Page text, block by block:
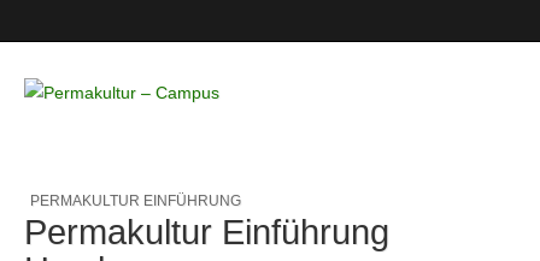
– Campus
PERMAKULTUR EINFÜHRUNG
Permakultur Einführung